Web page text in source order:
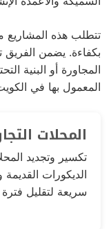
تتطلب هذه المشاريع
بكفاءة. يضمن الفريق
المجاورة أو البنية
المعمول بها في
المحلات
تكسير وتجديد
الديكورات
سريعة لتقليل